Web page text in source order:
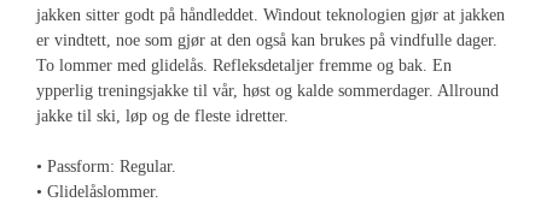
jakken sitter godt på håndleddet. Windout teknologien gjør at jakken
er vindtett, noe som gjør at den også kan brukes på vindfulle dager.
To lommer med glidelås. Refleksdetaljer fremme og bak. En
ypperlig treningsjakke til vår, høst og kalde sommerdager. Allround
jakke til ski, løp og de fleste idretter.
• Passform: Regular.
• Glidelåslommer.